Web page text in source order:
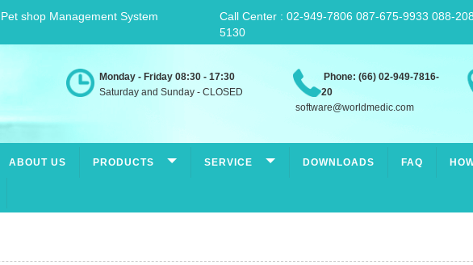
shop Management System
Call Center : 02-949-7806 087-675-9933 088-
5130
Monday - Friday 08:30 - 17:30
Saturday and Sunday - CLOSED
Phone: (66) 02-949-7816-
20
software@worldmedic.com
ABOUT US PRODUCTS SERVICE DOWNLOADS FAQ